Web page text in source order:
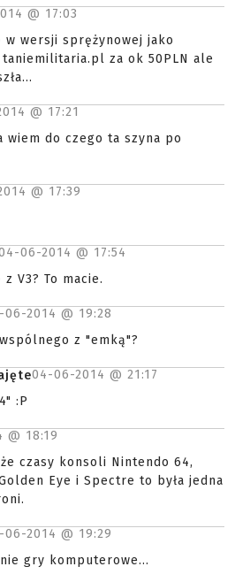
@ 17:03
w wersji sprężynowej jako
za ok 50PLN ale
@ 17:21
wiem do czego ta szyna po
@ 17:39
06-2014 @ 17:54
V3? To macie.
06-2014 @ 19:28
z "emką"?
04-06-2014 @ 21:17
:P
@ 18:19
czasy konsoli Nintendo 64,
Eye i Spectre to była jedna
06-2014 @ 19:29
gry komputerowe...